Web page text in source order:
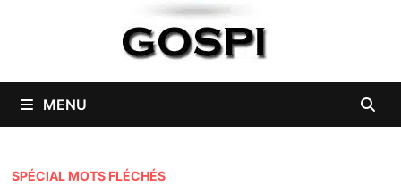
MENU
SPÉCIAL MOTS FLÉCHÉS